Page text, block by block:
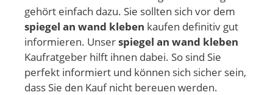
gehört einfach dazu. Sie sollten sich vor dem
spiegel an wand kleben kaufen definitiv gut
informieren. Unserspiegel an wand kleben
Kaufratgeber hilft ihnen dabei. So sind Sie
perfekt informiert und können sich sicher sein,
dass Sie den Kauf nicht bereuen werden.